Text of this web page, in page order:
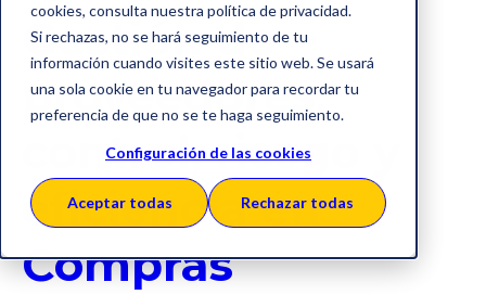
cookies, consulta nuestra política de privacidad.
Si rechazas, no se hará seguimiento de tu
información cuando visites este sitio web. Se usará
una sola cookie en tu navegador para recordar tu
preferencia de que no se te haga seguimiento.
Configuración de las cookies
Aceptar todas Rechazar todas
Gestión de
proveedores:
control, riesgo y
eficiencia en
Compras